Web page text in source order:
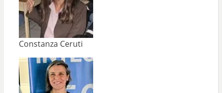
Constanza Ceruti